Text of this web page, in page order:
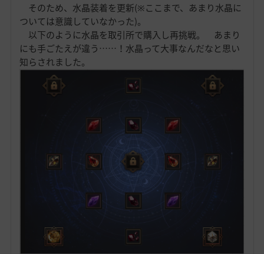
そのため、水晶装着を更新(※ここまで、あまり水晶に
ついては意識していなかった)。
以下のように水晶を取引所で購入し再挑戦。 あまり
にも手ごたえが違う……！水晶って大事なんだなと思い
知らされました。